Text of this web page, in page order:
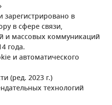
зарегистрировано в
в сфере связи,
и массовых коммуникаций
года.
и автоматического
(ред. 2023 г.)
технологий